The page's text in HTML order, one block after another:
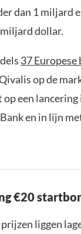
dan 1 miljard
dollar.
37 Europese
op de
een
en in lijn
€20
liggen